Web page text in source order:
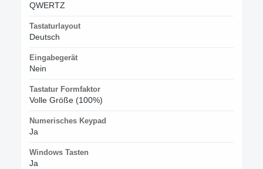
QWERTZ
Tastaturlayout
Deutsch
Eingabegerät
Nein
Tastatur Formfaktor
Volle Größe (100%)
Numerisches Keypad
Ja
Windows Tasten
Ja